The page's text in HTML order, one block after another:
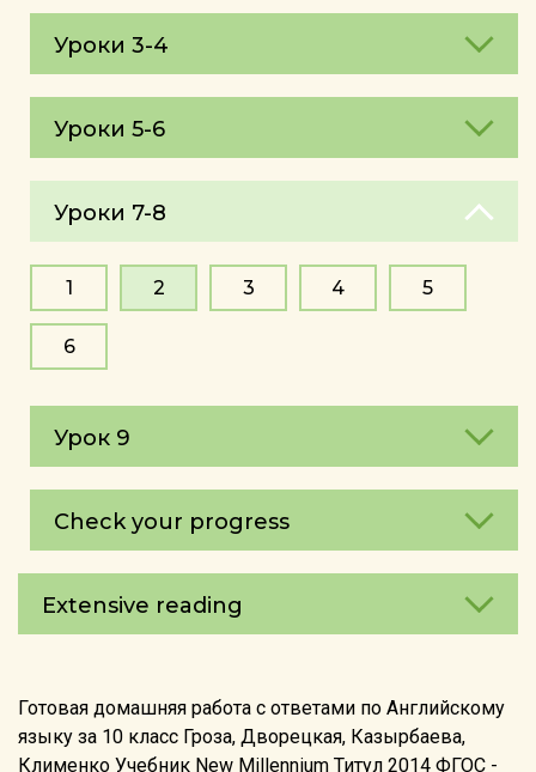
Уроки 3-4
Уроки 5-6
Уроки 7-8
1 2 3 4 5
6
Урок 9
Check your progress
Extensive reading
Готовая домашняя работа с ответами по Английскому
языку за 10 класс Гроза, Дворецкая, Казырбаева,
Клименко Учебник New Millennium Титул 2014 ФГОС -